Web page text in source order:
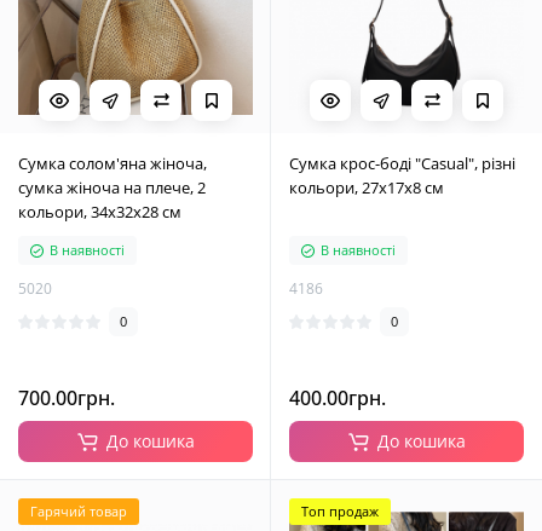
Сумка солом'яна жіноча,
сумка жіноча на плече, 2
кольори, 34х32х28 см
В наявності
5020
0
700.00грн.
До кошика
Сумка крос-боді "Casual", різні
кольори, 27х17х8 см
В наявності
4186
0
400.00грн.
До кошика
Гарячий товар
Топ продаж